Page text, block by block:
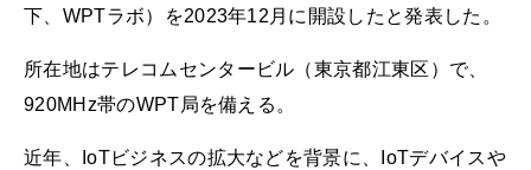
下、WPTラボ）を2023年12月に開設したと発表した。
所在地はテレコムセンタービル（東京都江東区）で、
920MHz帯のWPT局を備える。
近年、IoTビジネスの拡大などを背景に、IoTデバイスや